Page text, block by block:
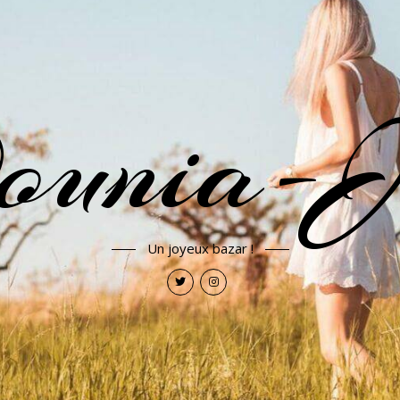
Un joyeux bazar !